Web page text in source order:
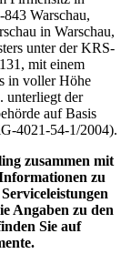
Warschau,
in Warschau,
unter der KRS-
mit einem
in voller Höhe
der
auf Basis
4021-54-1/2004).
zusammen mit
zu
Angaben zu den
Sie auf